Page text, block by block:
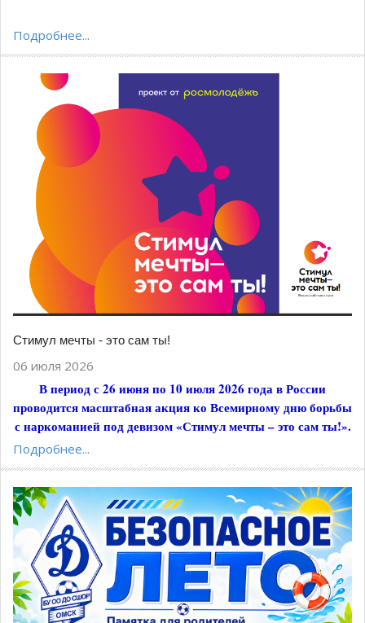
Подробнее...
Стимул мечты - это сам ты!
06 июля 2026
В период с 26 июня по 10 июля 2026 года в России
проводится масштабная акция ко Всемирному дню борьбы
с наркоманией под девизом «Стимул мечты – это сам ты!».
Подробнее...